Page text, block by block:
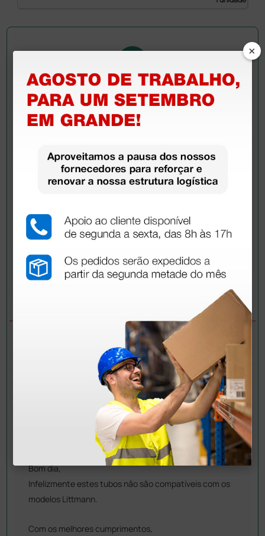
Pergunte a um colega
Ainda tem dúvidas?Necessita de mais
esclarecimentos? Envie agora a sua questão aos
colegas que já adquiriram este produto.
Envie a sua questão
Boa noite, estes tubos servem para os
estetoscópios da littmann? Se sim para que
modelos? Obrigada
Doctor Shop- 12/06/2024
Bom dia,
Infelizmente estes tubos não são compatíveis com os
modelos Littmann.
Com os melhores cumprimentos,
×